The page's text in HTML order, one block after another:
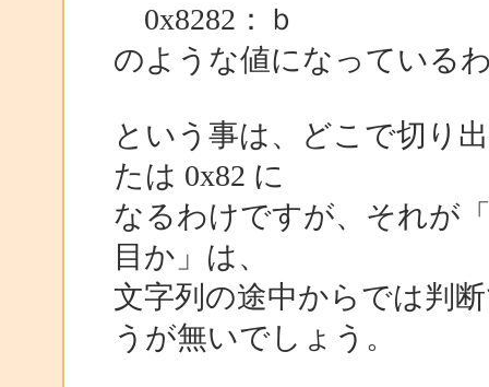
0x8282：ｂ
のような値になっている
という事は、どこで切り
たは 0x82 に
なるわけですが、それが
目か」は、
文字列の途中からでは判
うが無いでしょう。